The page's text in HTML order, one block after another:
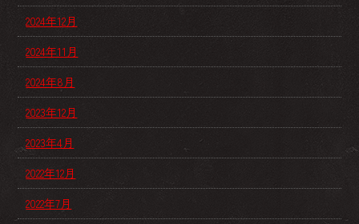
2024年12月
2024年11月
2024年8月
2023年12月
2023年4月
2022年12月
2022年7月